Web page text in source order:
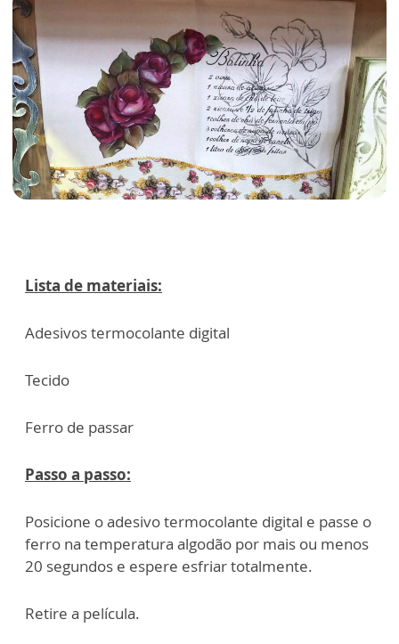
Lista de materiais:
Adesivos termocolante digital
Tecido
Ferro de passar
Passo a passo:
Posicione o adesivo termocolante digital e passe o
ferro na temperatura algodão por mais ou menos
20 segundos e espere esfriar totalmente.
Retire a película.